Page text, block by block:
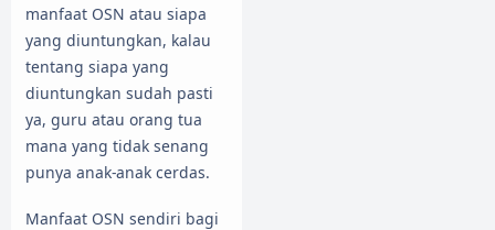
manfaat OSN atau siapa
yang diuntungkan, kalau
tentang siapa yang
diuntungkan sudah pasti
ya, guru atau orang tua
mana yang tidak senang
punya anak-anak cerdas.
Manfaat OSN sendiri bagi